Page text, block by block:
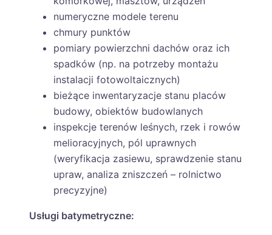
numeryczne modele terenu
chmury punktów
pomiary powierzchni dachów oraz ich
spadków (np. na potrzeby montażu
instalacji fotowoltaicznych)
bieżące inwentaryzacje stanu placów
budowy, obiektów budowlanych
inspekcje terenów leśnych, rzek i rowów
melioracyjnych, pól uprawnych
(weryfikacja zasiewu, sprawdzenie stanu
upraw, analiza zniszczeń – rolnictwo
precyzyjne)
Usługi batymetryczne: